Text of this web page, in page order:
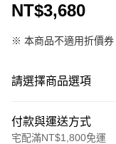
NT$3,680
※ 本商品不適用折價券
請選擇商品選項
付款與運送方式
宅配滿NT$1,800免運